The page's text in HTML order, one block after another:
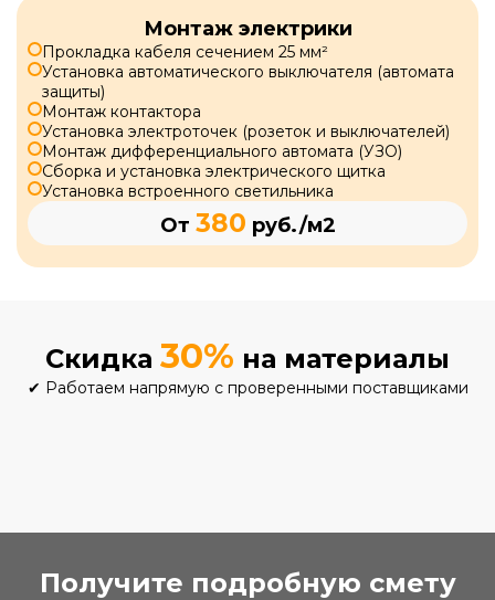
Монтаж электрики
Прокладка кабеля сечением 25 мм²
Установка автоматического выключателя (автомата
защиты)
Монтаж контактора
Установка электроточек (розеток и выключателей)
Монтаж дифференциального автомата (УЗО)
Сборка и установка электрического щитка
Установка встроенного светильника
От 380 руб./м2
Скидка 30% на материалы
✔ Работаем напрямую с проверенными поставщиками
Получите подробную смету